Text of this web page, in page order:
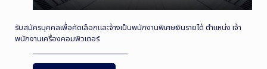
รับสมัครบุคคลเพื่อคัดเลือกและจ้างเป็นพนักงานพิเศษเงินรายได้ ตำแหน่ง เจ้า
พนักงานเครื่องคอมพิวเตอร์